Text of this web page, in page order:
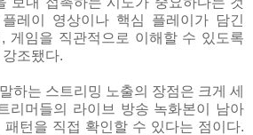
레이 영상이나 핵심 플레이가 담긴
게임을 직관적으로 이해할 수 있도록
조됐다.
하는 스트리밍 노출의 장점은 크게 세
리머들의 라이브 방송 녹화본이 남아
턴을 직접 확인할 수 있다는 점이다.